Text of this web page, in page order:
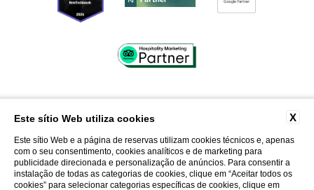
CONTACTOS FAQ
TRABALHE CONOSCO
PRESSROOM
PRIVACIDADE
PRIVACIDADE CLIENTES
DADOS SOCIETÁRIOS
COOKIE
WHISTLEBLOWING ACCESSIBILITY
X
Este sítio Web utiliza cookies
Este sítio Web e a página de reservas utilizam cookies técnicos e, apenas
com o seu consentimento, cookies analíticos e de marketing para
publicidade direcionada e personalização de anúncios. Para consentir a
instalação de todas as categorias de cookies, clique em “Aceitar todos os
cookies” para selecionar categorias específicas de cookies, clique em